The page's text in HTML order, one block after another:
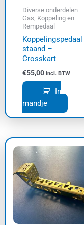
Diverse onderdelen
Gas, Koppeling en
Rempedaal
Koppelingspedaal
staand –
Crosskart
€55,00 incl. BTW
In
mandje